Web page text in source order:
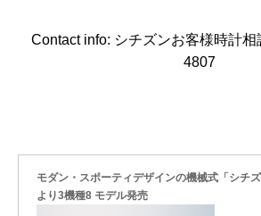
Contact info: シチズンお客様時計相
4807
モダン・スポーティデザインの機械式「シチ
より3機種8 モデル発売